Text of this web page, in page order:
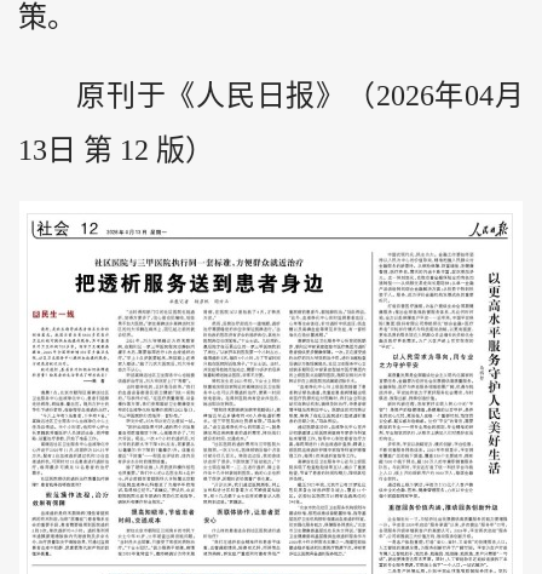
策。
原刊于《人民日报》（2026年04月
13日 第 12 版）